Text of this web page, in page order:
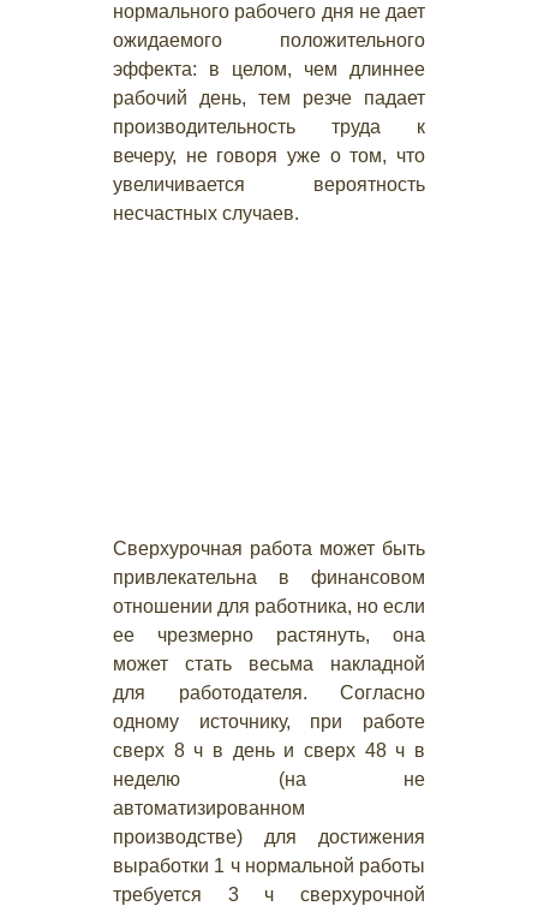
нормального рабочего дня не дает
ожидаемого положительного
эффекта: в целом, чем длиннее
рабочий день, тем резче падает
производительность труда к
вечеру, не говоря уже о том, что
увеличивается вероятность
несчастных случаев.
Сверхурочная работа может быть
привлекательна в финансовом
отношении для работника, но если
ее чрезмерно растянуть, она
может стать весьма накладной
для работодателя. Согласно
одному источнику, при работе
сверх 8 ч в день и сверх 48 ч в
неделю (на не
автоматизированном
производстве) для достижения
выработки 1 ч нормальной работы
требуется 3 ч сверхурочной